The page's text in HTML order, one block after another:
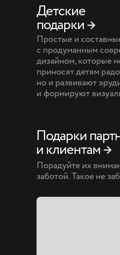
Простые и
с продуманным
дизайном, которые
приносят детям
но и развивают
и формируют
Порадуйте их
заботой. Такое не
Подарки
и клиентам →
Детские
подарки →